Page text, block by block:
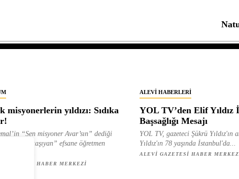
misyonerlerin yıldızı: Sıdıka
“Sen misyoner Avar’sın” dediği
ışık taşıyan” efsane öğretmen
GAZETESI HABER MERKEZI
ALEVI HABERLERI
YOL TV’den Elif Yıldız
Başsağlığı Mesajı
YOL TV, gazeteci Şükrü Yıldız'ın
Yıldız'ın 78 yaşında İstanbul'da...
ALEVI GAZETESI HABER